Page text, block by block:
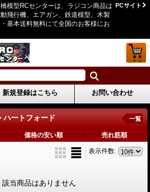
模型RCセンターは、ラジコン商品は
飛行機、エアガン、鉄道模型、木製
基本送料無料にて全国のお客様にお
PCサイト
新規登録はこちら お問い合わせ
ハートフォード 一覧
価格の安い順 売れ筋順
表示件数:
該当商品はありません